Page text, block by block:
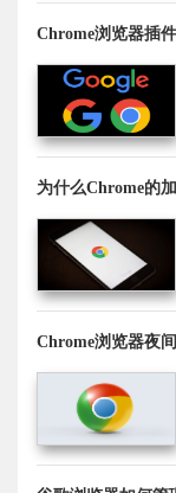
Chrome浏览器插
为什么Chrome的
Chrome浏览器夜